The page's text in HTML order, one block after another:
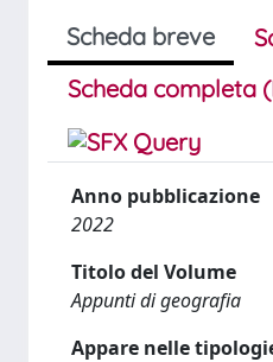
Scheda breve
Scheda completa
Anno pubblicazione
2022
Titolo del Volume
Appunti di geografia
Appare nelle